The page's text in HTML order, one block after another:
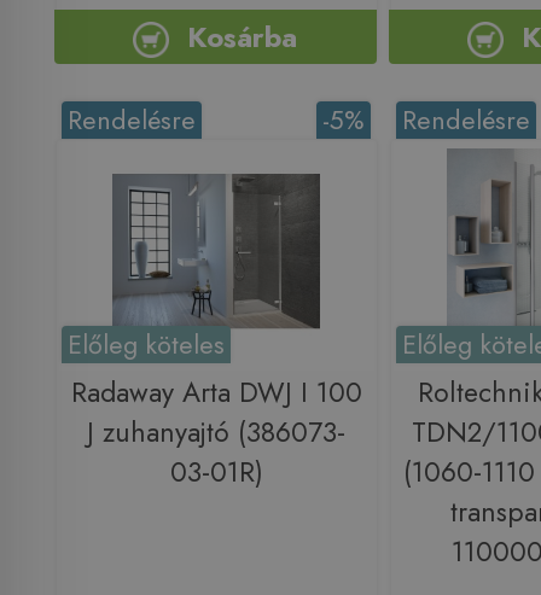
Kosárba
-5%
Rendelésre
Előleg köteles
Radaway Arta DWJ I 100
J zuhanyajtó (386073-
03-01R)
Rendelésre
Előleg
TDN2/
(1060-